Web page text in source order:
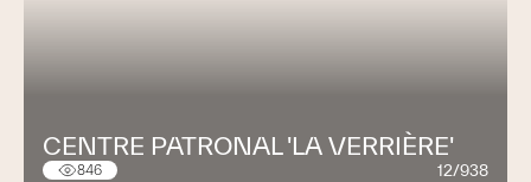
CENTRE PATRONAL 'LA VERRIÈRE'
846 12/938